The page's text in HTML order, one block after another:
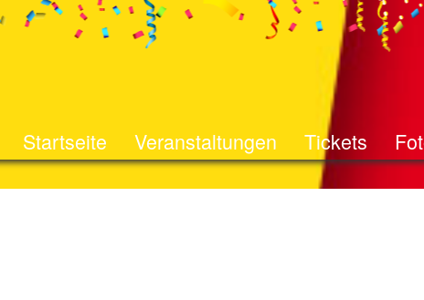
Startseite Veranstaltungen Tickets